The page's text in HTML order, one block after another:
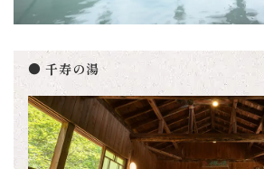
● 千寿の湯